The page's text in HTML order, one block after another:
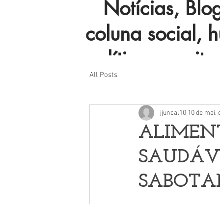
Notícias,
coluna social,
política e muito
All Posts
jjuncal10 10 de mai.